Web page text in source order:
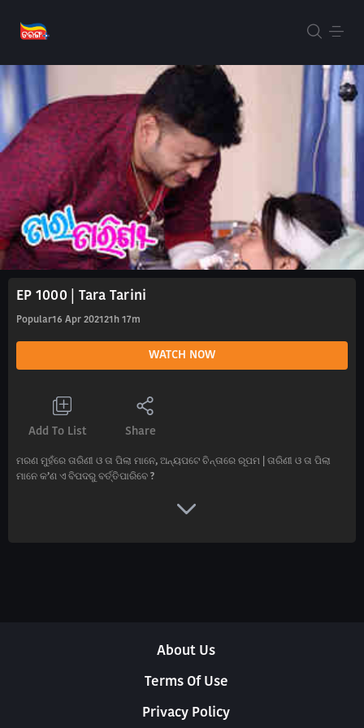
EP 1000 | Tara Tarini
Popular16 Apr 2021 21h 17m
WATCH NOW
Add To List Share
ମରଣ ମୁହଁରେ ତାରିଣୀ ଓ ତା ପିଲା ମାନେ, ଅନ୍ୟପଟେ ଚିନ୍ତାରେ ରୂପମ | ତାରିଣୀ ଓ ତା ପିଲା
ମାନେ କ’ଣ ଏ ବିପଦରୁ ବର୍ତ୍ତିପାରିବେ ?
About Us
Terms Of Use
Privacy Policy